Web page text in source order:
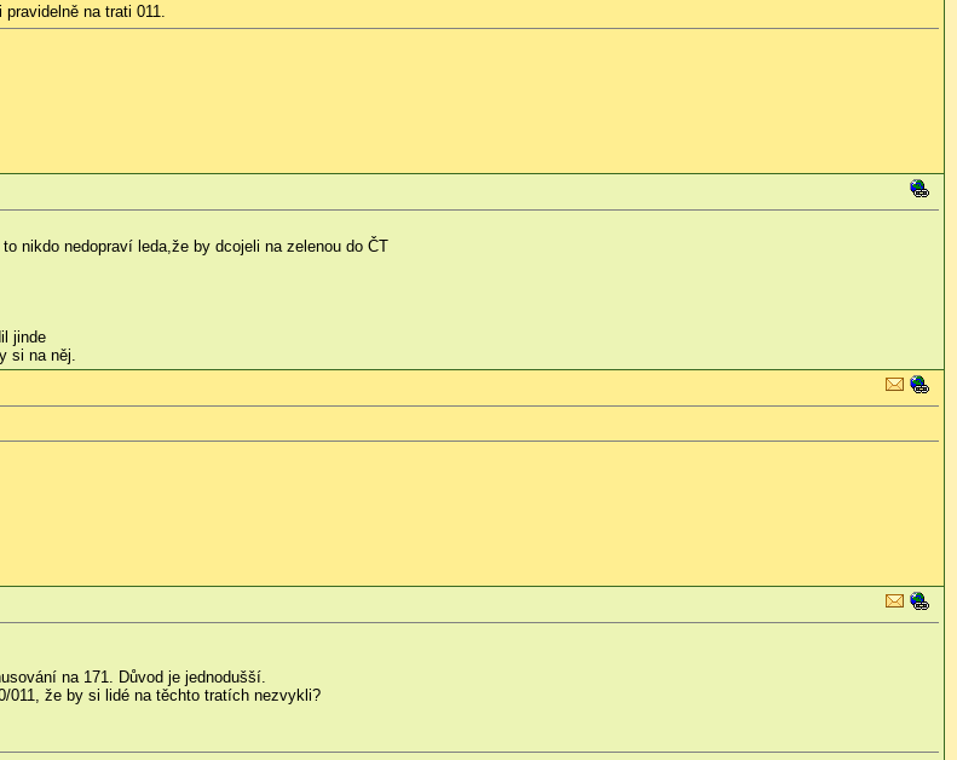
na trati 011.
nikdo nedopraví leda,že by dcojeli na zelenou do ČT
jinde
si na něj.
na 171. Důvod je jednodušší.
011, že by si lidé na těchto tratích nezvykli?